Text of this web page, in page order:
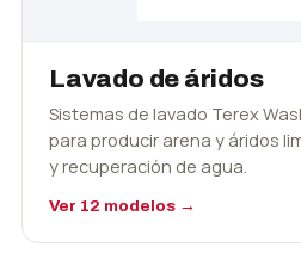
Lavado de áridos
Sistemas de lavado Terex
para producir arena y áridos
y recuperación de agua.
Ver 12 modelos →